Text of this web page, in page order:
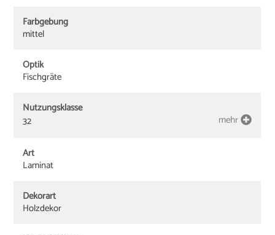
Farbgebung
mittel
Optik
Fischgräte
Nutzungsklasse
32
mehr
Art
Laminat
Dekorart
Holzdekor